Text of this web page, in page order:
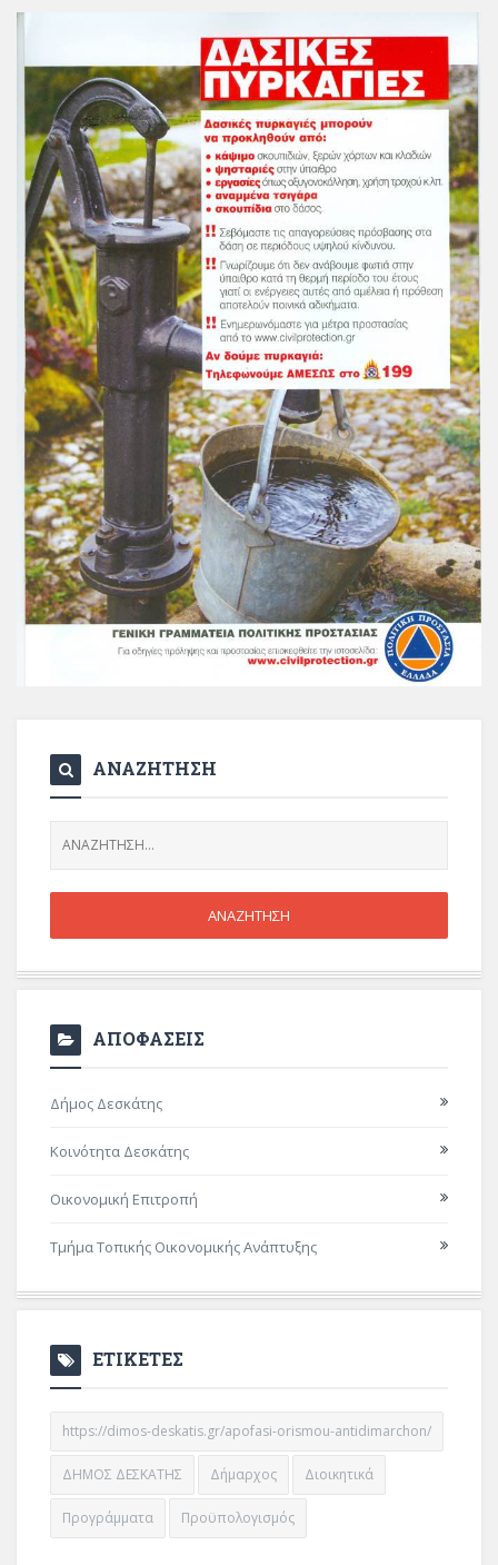
ΑΝΑΖΗΤΗΣΗ
ΑΠΟΦΑΣΕΙΣ
Δήμος Δεσκάτης
Κοινότητα Δεσκάτης
Οικονομική Επιτροπή
Τμήμα Τοπικής Οικονομικής Ανάπτυξης
ΕΤΙΚΕΤΕΣ
https://dimos-deskatis.gr/apofasi-orismou-antidimarchon/
ΔΗΜΟΣ ΔΕΣΚΑΤΗΣ Δήμαρχος Διοικητικά
Προγράμματα Προϋπολογισμός